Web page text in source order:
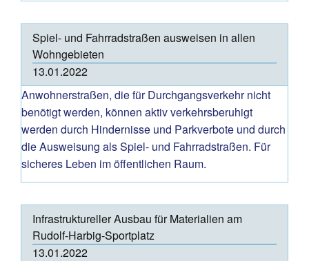
Spiel- und Fahrradstraßen ausweisen in allen
Wohngebieten
13.01.2022
Anwohnerstraßen, die für Durchgangsverkehr nicht
benötigt werden, können aktiv verkehrsberuhigt
werden durch Hindernisse und Parkverbote und durch
die Ausweisung als Spiel- und Fahrradstraßen. Für
sicheres Leben im öffentlichen Raum.
Infrastruktureller Ausbau für Materialien am
Rudolf-Harbig-Sportplatz
13.01.2022